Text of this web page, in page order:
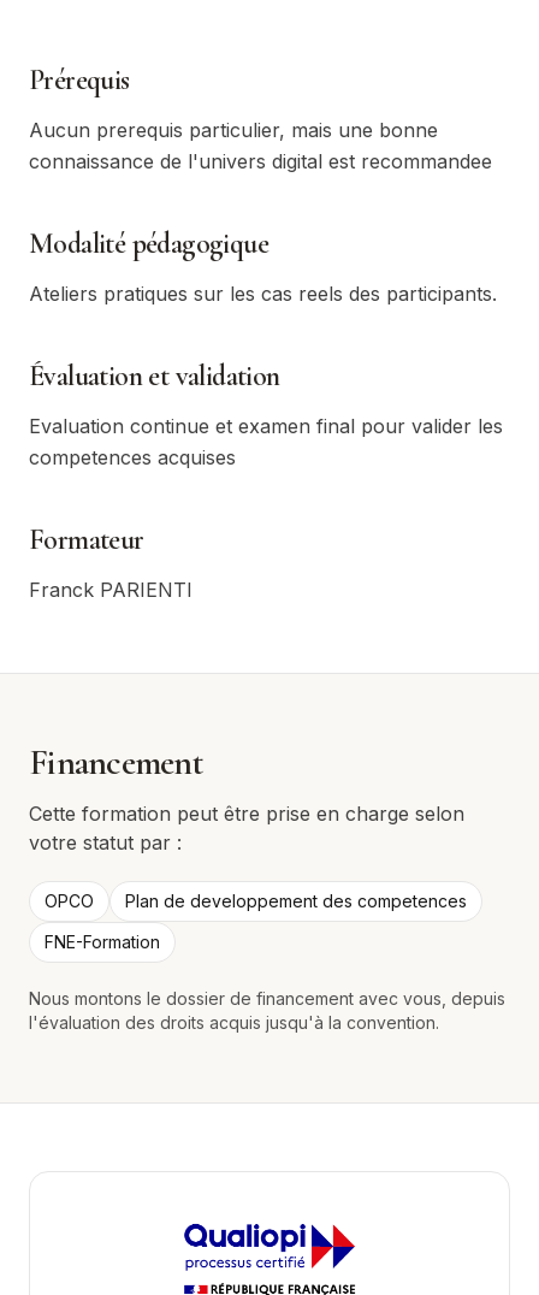
Prérequis
Aucun prerequis particulier, mais une bonne
connaissance de l'univers digital est recommandee
Modalité pédagogique
Ateliers pratiques sur les cas reels des participants.
Évaluation et validation
Evaluation continue et examen final pour valider les
competences acquises
Formateur
Franck PARIENTI
Financement
Cette formation peut être prise en charge selon
votre statut par :
OPCO
Plan de developpement des competences
FNE-Formation
Nous montons le dossier de financement avec vous, depuis
l'évaluation des droits acquis jusqu'à la convention.